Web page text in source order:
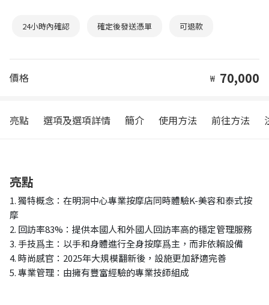
24小時內確認 確定後發送憑單 可退款
價格 ₩ 70,000
亮點 選項及選項詳情 簡介 使用方法 前往方法
亮點
1. 獨特概念：在明洞中心專業按摩店同時體驗K-美容和泰式按
摩
2. 回訪率83%：提供本國人和外國人回訪率高的穩定管理服務
3. 手技爲主：以手和身體進行全身按摩爲主，而非依賴設備
4. 時尚感官：2025年大規模翻新後，設施更加舒適完善
5. 專業管理：由擁有豐富經驗的專業技師組成